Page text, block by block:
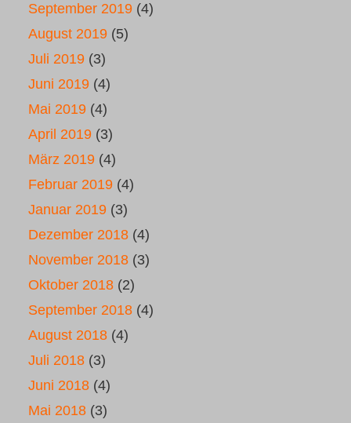
September 2019 (4)
August 2019 (5)
Juli 2019 (3)
Juni 2019 (4)
Mai 2019 (4)
April 2019 (3)
März 2019 (4)
Februar 2019 (4)
Januar 2019 (3)
Dezember 2018 (4)
November 2018 (3)
Oktober 2018 (2)
September 2018 (4)
August 2018 (4)
Juli 2018 (3)
Juni 2018 (4)
Mai 2018 (3)